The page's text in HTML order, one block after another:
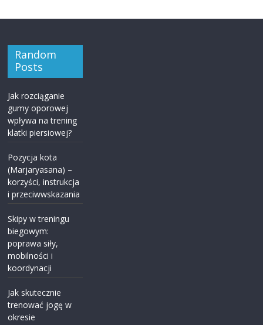
Random
Posts
Jak rozciąganie
gumy oporowej
wpływa na trening
klatki piersiowej?
Pozycja kota
(Marjaryasana) –
korzyści, instrukcja
i przeciwwskazania
Skipy w treningu
biegowym:
poprawa siły,
mobilności i
koordynacji
Jak skutecznie
trenować jogę w
okresie